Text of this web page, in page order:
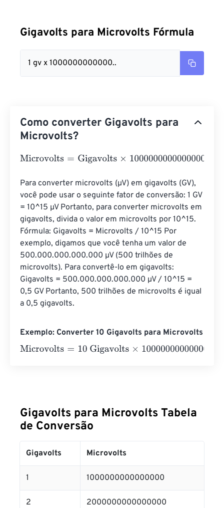
Gigavolts para Microvolts Fórmula
1 gv x 1000000000000..
Como converter Gigavolts para
Microvolts?
Microvolts=Gigavolts×1000000000000000
Para converter microvolts (µV) em gigavolts (GV),
você pode usar o seguinte fator de conversão: 1 GV
= 10^15 µV Portanto, para converter microvolts em
gigavolts, divida o valor em microvolts por 10^15.
Fórmula: Gigavolts = Microvolts / 10^15 Por
exemplo, digamos que você tenha um valor de
500.000.000.000.000 µV (500 trilhões de
microvolts). Para convertê-lo em gigavolts:
Gigavolts = 500.000.000.000.000 µV / 10^15 =
0,5 GV Portanto, 500 trilhões de microvolts é igual
a 0,5 gigavolts.
Exemplo: Converter 10 Gigavolts para Microvolts
Microvolts=10 Gigavolts×1000000000000000=
Gigavolts para Microvolts Tabela
de Conversão
Gigavolts Microvolts
1 1000000000000000
2 2000000000000000